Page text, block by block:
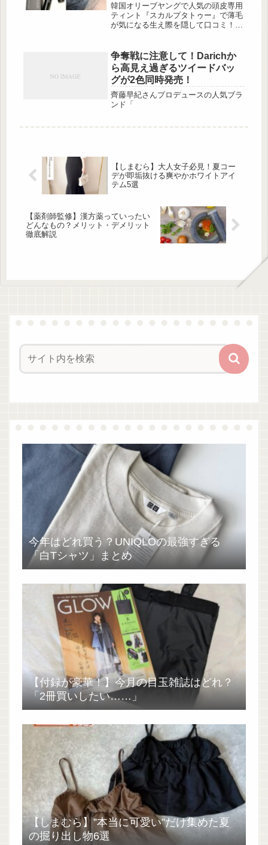
韓国オリーブヤングで人気の頭皮専用
ティント『スカルプタトゥー』で薄毛
が気になる生え際を隠して口コミ！頭
とめました。
争奪戦に注意して！Darichか
ら高見え過ぎるツイードバッ
グが2色同時発売！
齊藤早紀さんプロデュースの人気ブラ
ンド「
【しまむら】大人女子必見！夏コー
デが即垢抜ける爽やかホワイトアイ
テム5選
【薬剤師監修】漢方薬っていったい
どんなもの？メリット・デメリット
徹底解説
今年はどれ買う？UNIQLOの最強すぎる
「白Tシャツ」まとめ
【付録が豪華！】今月の目玉雑誌はどれ？
「2冊買いしたい……」
【しまむら】”本当に可愛い”だけ集めた夏
の掘り出し物6選